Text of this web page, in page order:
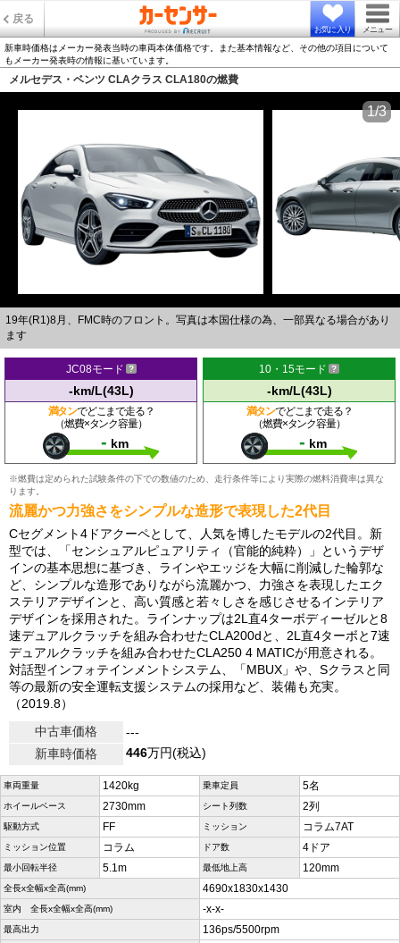
戻る
お気に入り メニュー
新車時価格はメーカー発表当時の車両本体価格です。また基本情報など、その他の項目について
もメーカー発表時の情報に基いています。
メルセデス・ベンツ CLAクラス CLA180の燃費
19年(R1)8月、FMC時のフロント。写真は本国仕様の為、一部異なる場合があり
ます
1/3
JC08モード
-km/L(43L)
満タンでどこまで走る？
（燃費×タンク容量）
- km
10・15モード
-km/L(43L)
満タンでどこまで走る？
（燃費×タンク容量）
- km
※燃費は定められた試験条件の下での数値のため、走行条件等により実際の燃料消費率は異な
ります。
流麗かつ力強さをシンプルな造形で表現した2代目
Cセグメント4ドアクーペとして、人気を博したモデルの2代目。新
型では、「センシュアルピュアリティ（官能的純粋）」というデザ
インの基本思想に基づき、ラインやエッジを大幅に削減した輪郭な
ど、シンプルな造形でありながら流麗かつ、力強さを表現したエク
ステリアデザインと、高い質感と若々しさを感じさせるインテリア
デザインを採用された。ラインナップは2L直4ターボディーゼルと8
速デュアルクラッチを組み合わせたCLA200dと、2L直4ターボと7速
デュアルクラッチを組み合わせたCLA250 4 MATICが用意される。
対話型インフォテインメントシステム、「MBUX」や、Sクラスと同
等の最新の安全運転支援システムの採用など、装備も充実。
（2019.8）
中古車価格
---
新車時価格
446万円(税込)
車両重量 1420kg 乗車定員 5名
ホイールベース 2730mm シート列数 2列
駆動方式 FF ミッション コラム7AT
ミッション位置 コラム ドア数 4ドア
最小回転半径 5.1m 最低地上高 120mm
全長x全幅x全高(mm) 4690x1830x1430
室内 全長x全幅x全高(mm) -x-x-
最高出力 136ps/5500rpm